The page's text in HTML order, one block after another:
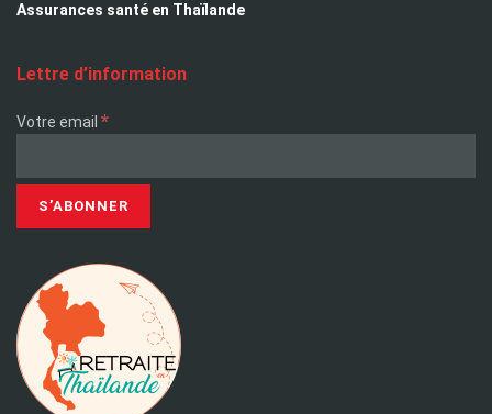
Assurances santé en Thaïlande
Lettre d’information
Votre email *